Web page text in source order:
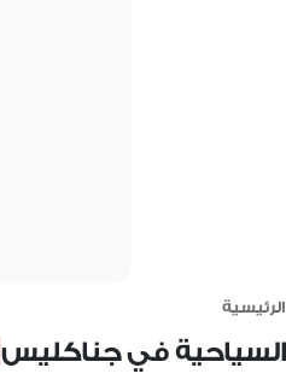
الرئيسية
السياحية في جناكليس